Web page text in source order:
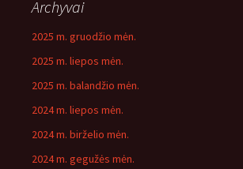
Archyvai
2025 m. gruodžio mėn.
2025 m. liepos mėn.
2025 m. balandžio mėn.
2024 m. liepos mėn.
2024 m. birželio mėn.
2024 m. gegužės mėn.